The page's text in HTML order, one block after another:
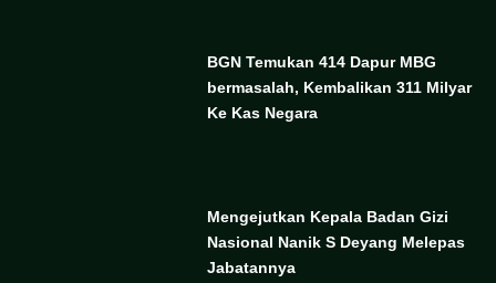
BGN Temukan 414 Dapur MBG
bermasalah, Kembalikan 311 Milyar
Ke Kas Negara
Mengejutkan Kepala Badan Gizi
Nasional Nanik S Deyang Melepas
Jabatannya